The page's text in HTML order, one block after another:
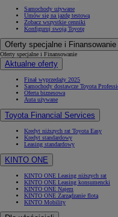
Samochody używane
Umów się na jazdę testową
Zobacz wszystkie cenniki
Konfiguruj swoją Toyotę
Oferty specjalne i Finansowanie
Oferty specjalne i Finansowanie
Aktualne oferty
Finał wyprzedaży 2025
Samochody dostawcze Toyota
Oferta biznesowa
Auta używane
Toyota Financial Services
Kredyt niższych rat Toyota Easy
Kredyt standardowy
Leasing standardowy
KINTO ONE
KINTO ONE Leasing niższych rat
KINTO ONE Leasing konsumencki
KINTO ONE Najem
KINTO ONE Zarządzanie flotą
KINTO Mobility